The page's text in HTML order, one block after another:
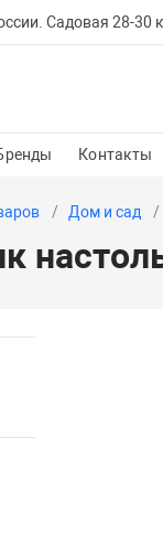
Садовая 28-30
Контакты
Дом и сад